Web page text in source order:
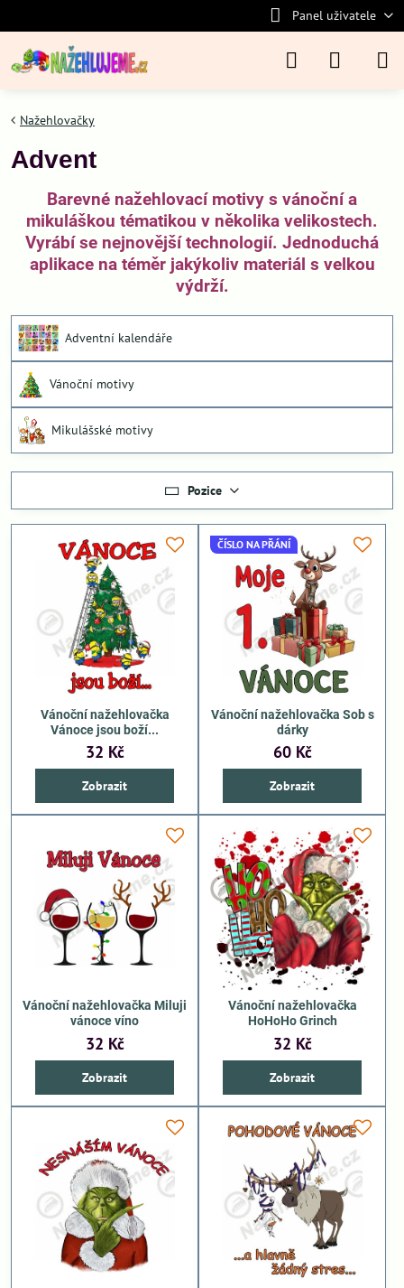
Panel uživatele
Nažehlovačky
Advent
Barevné nažehlovací motivy s vánoční a
mikuláškou tématikou v několika velikostech.
Vyrábí se nejnovější technologií. Jednoduchá
aplikace na téměr jakýkoliv materiál s velkou
výdrží.
Adventní kalendáře
Vánoční motivy
Mikulášské motivy
Pozice
Vánoční nažehlovačka
Vánoce jsou boží...
32 Kč
Zobrazit
ČÍSLO NA PŘÁNÍ
Vánoční nažehlovačka Sob s
dárky
60 Kč
Zobrazit
Vánoční nažehlovačka Miluji
vánoce víno
32 Kč
Zobrazit
Vánoční nažehlovačka
HoHoHo Grinch
32 Kč
Zobrazit